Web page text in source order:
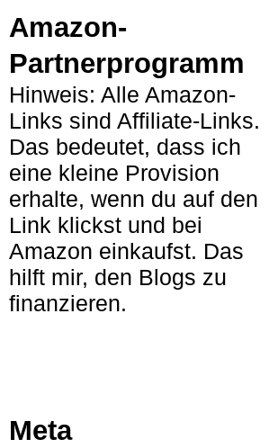
Amazon-
Partnerprogramm
Hinweis: Alle Amazon-
Links sind Affiliate-Links.
Das bedeutet, dass ich
eine kleine Provision
erhalte, wenn du auf den
Link klickst und bei
Amazon einkaufst. Das
hilft mir, den Blogs zu
finanzieren.
Meta